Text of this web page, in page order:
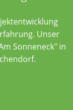
Unser
Sonneneck" in